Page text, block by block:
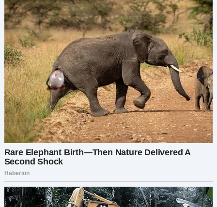
— Молчи, Арни, — отрезала Марта. — Когда ты
последний раз лез на крышу? Это не только
соседство. Это семья.
Он вернулся на кухню, провёл рукой по старой
поваренной книге Мариам.
— Ты бы гордилась ими, любимая. Всё как ты
любила…
Он открыл рецепт печенья с шоколадной
крошкой. Следы муки всё ещё оставались на
странице.
— Помнишь, как дети крались ночью за
печеньем?..